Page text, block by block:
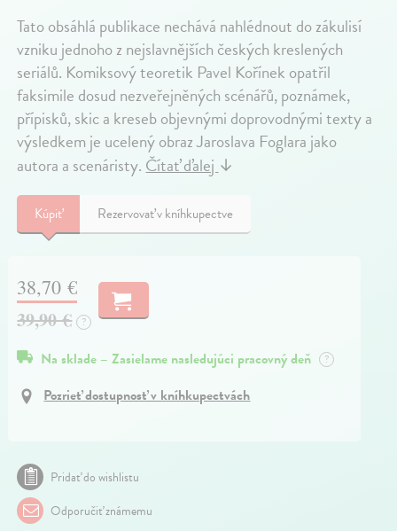
Tato obsáhlá publikace nechává nahlédnout do zákulisí
vzniku jednoho z nejslavnějších českých kreslených
seriálů. Komiksový teoretik Pavel Kořínek opatřil
faksimile dosud nezveřejněných scénářů, poznámek,
přípisků, skic a kreseb objevnými doprovodnými texty a
výsledkem je ucelený obraz Jaroslava Foglara jako
autora a scenáristy.Čítať ďalej↓
Kúpiť Rezervovať v kníhkupectve
38,70 €
39,90 € ?
Na sklade – Zasielame nasledujúci pracovný deň ?
Pozrieť dostupnosť v kníhkupectvách
Pridať do wishlistu
Odporučiť známemu